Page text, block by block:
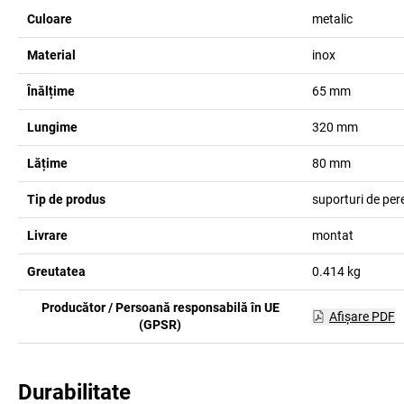
Culoare metalic
Material inox
Înălțime 65 mm
Lungime 320 mm
Lățime 80 mm
Tip de produs suporturi de
Livrare montat
Greutatea 0.414 kg
Producător / Persoană responsabilă în UE
(GPSR)
Afişare PDF
Durabilitate